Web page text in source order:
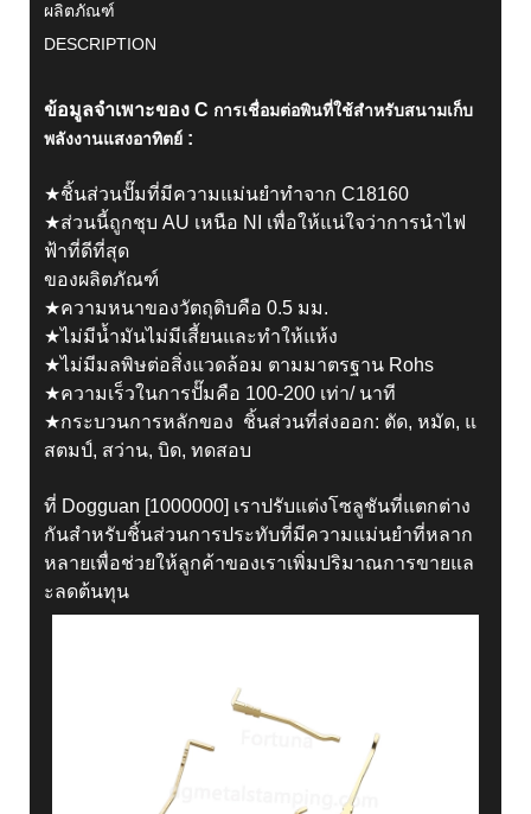
ผลิตภัณฑ์
DESCRIPTION
ข้อมูลจำเพาะของ C การเชื่อมต่อพินที่ใช้สำหรับสนามเก็บ
พลังงานแสงอาทิตย์ :
★ชิ้นส่วนปั๊มที่มีความแม่นยำทำจาก C18160
★ส่วนนี้ถูกชุบ AU เหนือ NI เพื่อให้แน่ใจว่าการนำไฟ
ฟ้าที่ดีที่สุด
ของผลิตภัณฑ์
★ความหนาของวัตถุดิบคือ 0.5 มม.
★ไม่มีน้ำมันไม่มีเสี้ยนและทำให้แห้ง
★ไม่มีมลพิษต่อสิ่งแวดล้อม ตามมาตรฐาน Rohs
★ความเร็วในการปั๊มคือ 100-200 เท่า/ นาที
★กระบวนการหลักของ ชิ้นส่วนที่ส่งออก: ตัด, หมัด, แ
สตมป์, สว่าน, บิด, ทดสอบ
ที่ Dogguan [1000000] เราปรับแต่งโซลูชันที่แตกต่าง
กันสำหรับชิ้นส่วนการประทับที่มีความแม่นยำที่หลาก
หลายเพื่อช่วยให้ลูกค้าของเราเพิ่มปริมาณการขายแล
ะลดต้นทุน